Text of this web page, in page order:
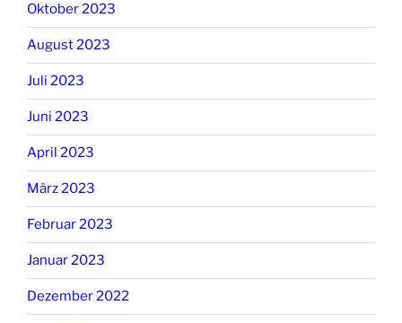
Oktober 2023
August 2023
Juli 2023
Juni 2023
April 2023
März 2023
Februar 2023
Januar 2023
Dezember 2022